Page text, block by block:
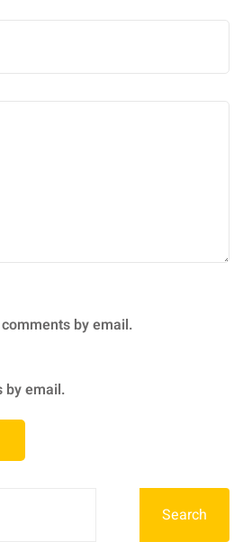
by email.
by email.
Search